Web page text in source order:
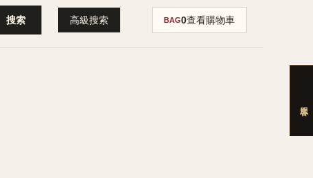
高級搜索 BAG0查看購物車